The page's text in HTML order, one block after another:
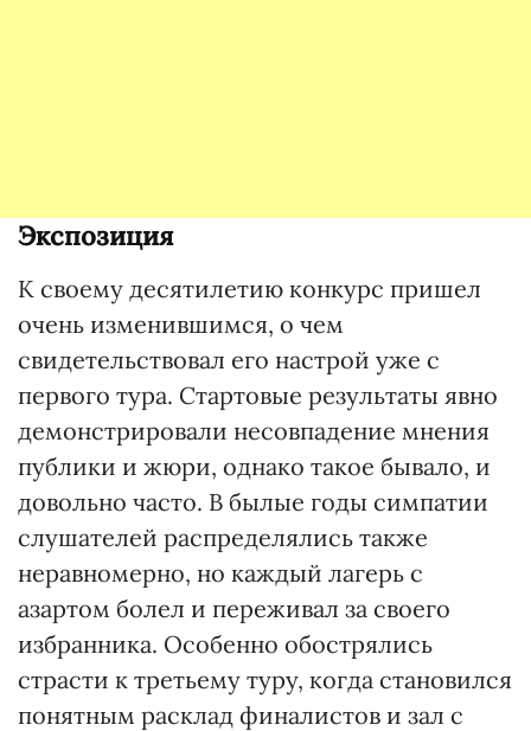
Экспозиция
К своему десятилетию конкурс пришел
очень изменившимся, о чем
свидетельствовал его настрой уже с
первого тура. Стартовые результаты явно
демонстрировали несовпадение мнения
публики и жюри, однако такое бывало, и
довольно часто. В былые годы симпатии
слушателей распределялись также
неравномерно, но каждый лагерь с
азартом болел и переживал за своего
избранника. Особенно обострялись
страсти к третьему туру, когда становился
понятным расклад финалистов и зал с